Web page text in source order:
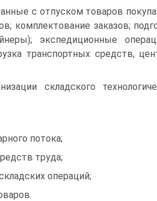
с отпуском товаров
комплектование заказов;
экспедиционные
транспортных средств,
складского
потока;
труда;
операций;